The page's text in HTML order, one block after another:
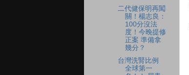
二代健保明再闖
關！楊志良：
100分沒法
度！今晚提修
正案 準備拿
幾分？
台灣洗腎比例
全球第一